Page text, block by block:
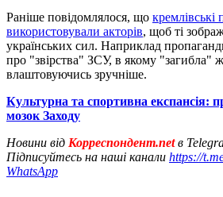
Раніше повідомлялося, що кремлівські
використовували акторів, щоб ті
українських сил. Наприклад
про "звірства" ЗСУ, в якому "загибла"
влаштовуючись зручніше.
Культурна та спортивна експансія:
мозок Заходу
Новини від Корреспондент.netв
Підписуйтесь на наші канали https://
WhatsApp